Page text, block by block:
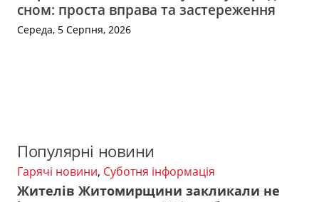
сном: проста вправа та застереження
Середа, 5 Серпня, 2026
Популярні новини
Гарячі новини, Суботня інформація
Жителів Житомирщини закликали не